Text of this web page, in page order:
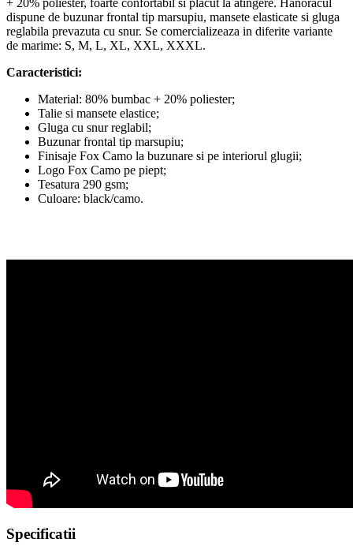
dispune de buzunar frontal tip marsupiu, mansete elasticate si gluga
reglabila prevazuta cu snur. Se comercializeaza in diferite variante
de marime: S, M, L, XL, XXL, XXXL.
Caracteristici:
Material: 80% bumbac + 20% poliester;
Talie si mansete elastice;
Gluga cu snur reglabil;
Buzunar frontal tip marsupiu;
Finisaje Fox Camo la buzunare si pe interiorul glugii;
Logo Fox Camo pe piept;
Tesatura 290 gsm;
Culoare: black/camo.
Specificatii